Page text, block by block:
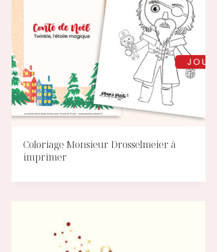
Coloriage Monsieur Drosselmeier à
imprimer